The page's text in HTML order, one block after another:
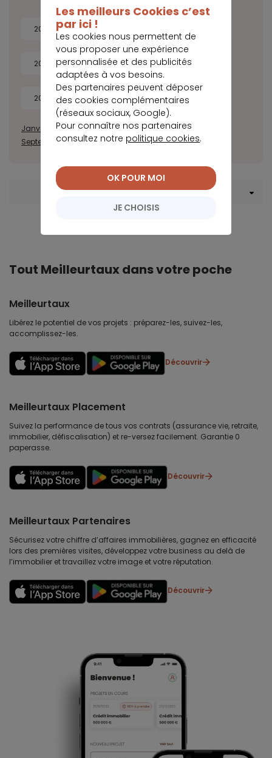
2026 2025
2022 2021 2020
2018 2017
Janvier Février Mars Avril Mai Juin Juillet
Septembre
Octobre Novembre Décembre
Menu Crédit immobilier
Tout Meilleurtaux dans votre poche
Meilleurtaux
Libérez le potentiel de vos projets : préparez-les, suivez-les,
accomplissez-les.
Découvrir
Meilleurtaux Placement
Suivez la performance de tous vos contrats (assurance vie, retraite,
immobilier, défiscalisation) et re-versez facilement. Garantie 0
paperasse.
Découvrir
Meilleurtaux Partenaires
Sécurisez votre chiffre d’affaires immobilières, gagnez en efficacité
lors des premières visites, développez votre business au delà de
l’immobilier et travaillez votre image et votre réputation.
Découvrir
Les meilleurs Cookies c’est
par ici !
Les cookies nous permettent de
vous proposer une expérience
personnalisée et des publicités
adaptées à vos besoins.
Des partenaires peuvent déposer
des cookies complémentaires
(réseaux sociaux, Google).
Pour connaître nos partenaires
consultez notre politique cookies.
JE CHOISIS
OK POUR MOI